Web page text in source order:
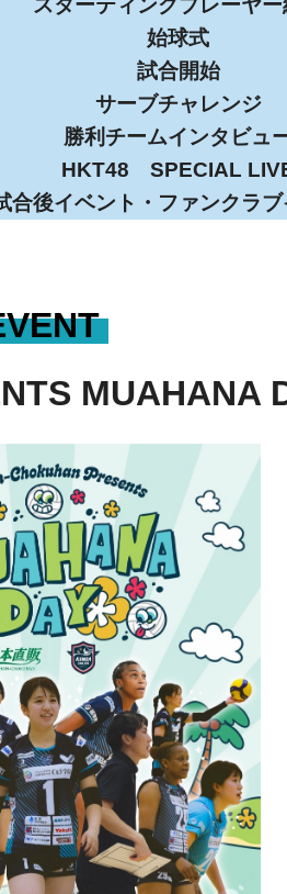
スターティングプレーヤー
始球式
試合開始
サーブチャレンジ
勝利チームインタビュ
HKT48 SPECIAL
合後イベント・ファンクラブ
MUAHANA